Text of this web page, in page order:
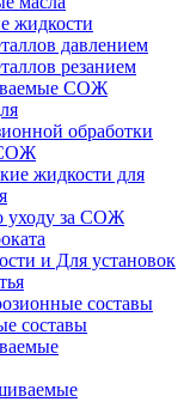
жидкости
давлением
резанием
СОЖ
обработки
жидкости для
уходу за СОЖ
и Для установок
составы
составы